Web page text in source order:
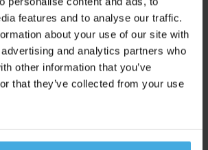
features and to analyse our traffic.
about your use of our site with
and analytics partners who
other information that you’ve
that they’ve collected from your use